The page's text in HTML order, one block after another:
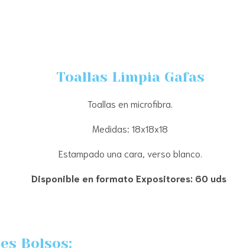
Toallas Limpia Gafas
Toallas en microfibra.
Medidas: 18x18x18
Estampado una cara, verso blanco.
Disponible en formato Expositores: 60 uds.
Bolsos: